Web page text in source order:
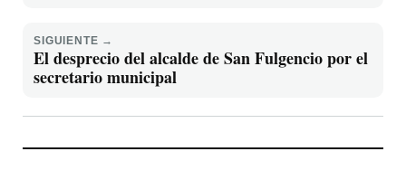
SIGUIENTE →
El desprecio del alcalde de San Fulgencio por el
secretario municipal